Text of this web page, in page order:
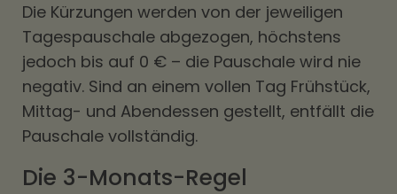
Die Kürzungen werden von der jeweiligen
Tagespauschale abgezogen, höchstens
jedoch bis auf 0 € – die Pauschale wird nie
negativ. Sind an einem vollen Tag Frühstück,
Mittag- und Abendessen gestellt, entfällt die
Pauschale vollständig.
Die 3-Monats-Regel